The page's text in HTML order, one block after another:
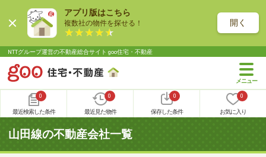
アプリ版はこちら
複数社の物件を探せる！ 開く
NTTグループ運営の不動産総合サイト goo住宅・不動産
0
最近検索した条件
0
最近見た物件
0
保存した条件
0
お気に入り
山田線の不動産会社一覧